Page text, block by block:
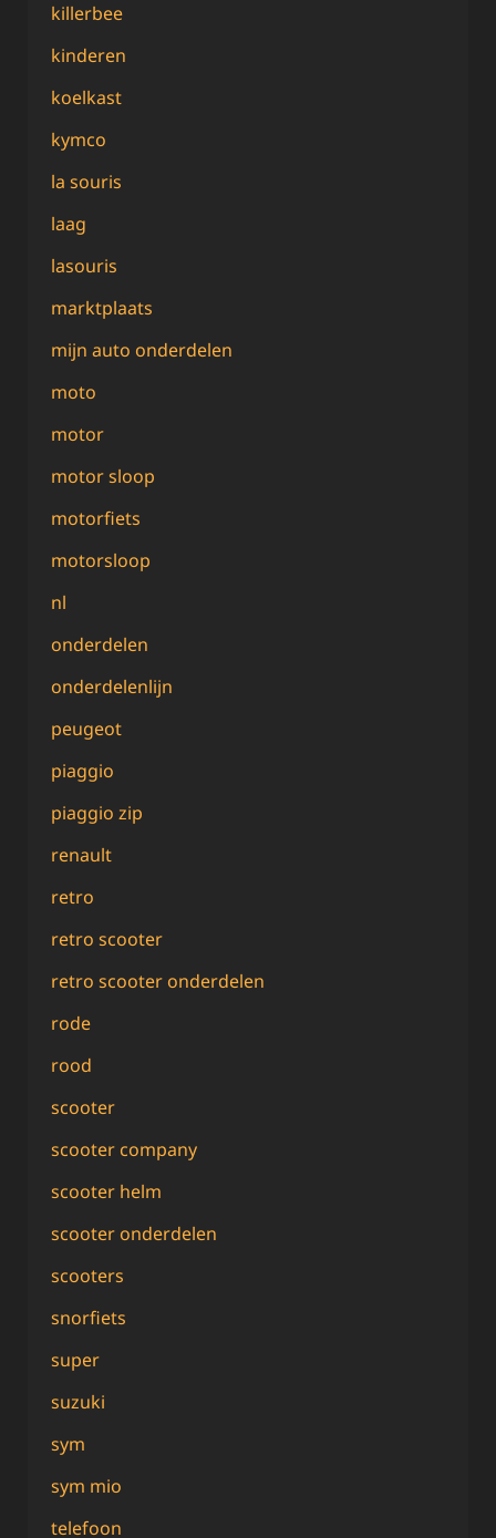
killerbee
kinderen
koelkast
kymco
la souris
laag
lasouris
marktplaats
mijn auto onderdelen
moto
motor
motor sloop
motorfiets
motorsloop
nl
onderdelen
onderdelenlijn
peugeot
piaggio
piaggio zip
renault
retro
retro scooter
retro scooter onderdelen
rode
rood
scooter
scooter company
scooter helm
scooter onderdelen
scooters
snorfiets
super
suzuki
sym
sym mio
telefoon